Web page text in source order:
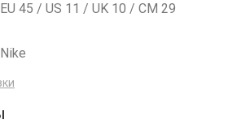
EU 45 / US 11 / UK 10 / СМ 29
Nike